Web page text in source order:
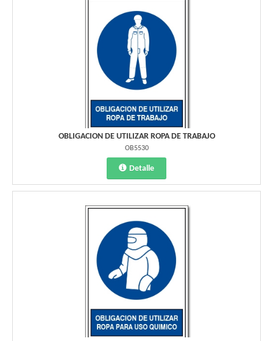
OBLIGACION DE UTILIZAR ROPA DE TRABAJO
OB5530
Detalle